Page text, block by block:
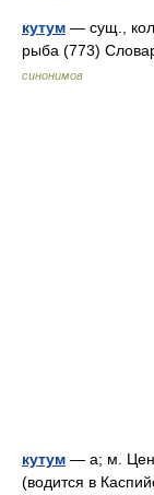
кутум — сущ., кол
рыба (773)
синонимов
кутум — а; м.
(водится в